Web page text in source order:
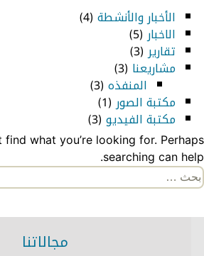
الأخبار والأنشطة (4)
الاخبار(5)
تقارير(3)
مشاريعنا (3)
المنفذه (3)
مكتبة الصور(1)
مكتبة الفيديو (3)
find what you’re looking for. Perhaps
searching can help.
البحث
عن:
مجالاتنا